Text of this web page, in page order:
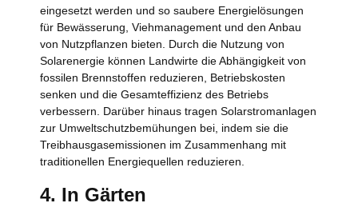
eingesetzt werden und so saubere Energielösungen
für Bewässerung, Viehmanagement und den Anbau
von Nutzpflanzen bieten. Durch die Nutzung von
Solarenergie können Landwirte die Abhängigkeit von
fossilen Brennstoffen reduzieren, Betriebskosten
senken und die Gesamteffizienz des Betriebs
verbessern. Darüber hinaus tragen Solarstromanlagen
zur Umweltschutzbemühungen bei, indem sie die
Treibhausgasemissionen im Zusammenhang mit
traditionellen Energiequellen reduzieren.
4. In Gärten